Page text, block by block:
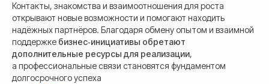
Контакты, знакомства и взаимоотношения для роста
открывают новые возможности и помогают находить
надёжных партнёров. Благодаря обмену опытом и взаимной
поддержке бизнес‑инициативы обретают
дополнительные ресурсы для реализации,
а профессиональные связи становятся фундаментом
долгосрочного успеха